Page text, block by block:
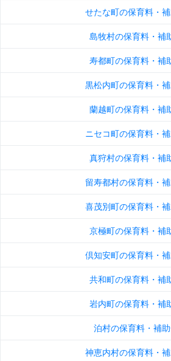
せたな町の保育料・
島牧村の保育料・補
寿都町の保育料・補
黒松内町の保育料・
蘭越町の保育料・補
ニセコ町の保育料・
真狩村の保育料・補
留寿都村の保育料・
喜茂別町の保育料・
京極町の保育料・補
倶知安町の保育料・
共和町の保育料・補
岩内町の保育料・補
泊村の保育料・補
神恵内村の保育料・